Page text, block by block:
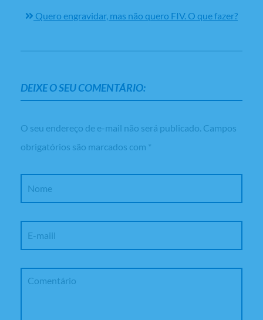
Quero engravidar, mas não quero FIV. O que fazer?
DEIXE O SEU COMENTÁRIO:
O seu endereço de e-mail não será publicado. Campos
obrigatórios são marcados com *